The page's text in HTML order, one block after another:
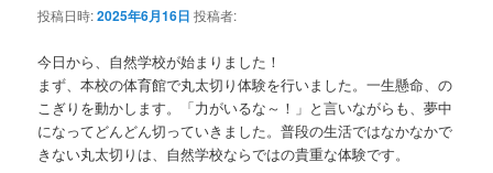
投稿日時:2025年6月16日 投稿者:
今日から、自然学校が始まりました！
まず、本校の体育館で丸太切り体験を行いました。一生懸命、の
こぎりを動かします。「力がいるな～！」と言いながらも、夢中
になってどんどん切っていきました。普段の生活ではなかなかで
きない丸太切りは、自然学校ならではの貴重な体験です。